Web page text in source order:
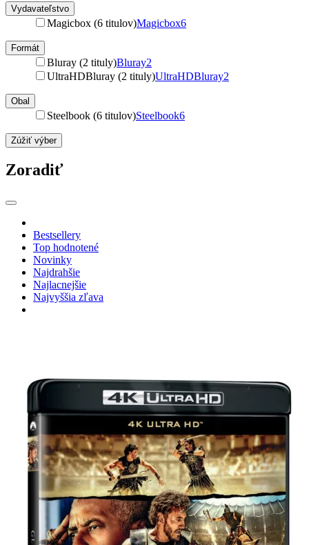
Vydavateľstvo
Magicbox (6 titulov)Magicbox6
Formát
Bluray (2 tituly)Bluray2
UltraHDBluray (2 tituly)UltraHDBluray2
Obal
Steelbook (6 titulov)Steelbook6
Zúžiť výber
Zoradiť
Bestsellery
Top hodnotené
Novinky
Najdrahšie
Najlacnejšie
Najvyššia zľava